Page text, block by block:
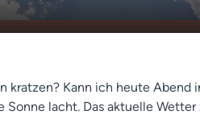
kratzen? Kann ich heute Abend
lacht. Das aktuelle